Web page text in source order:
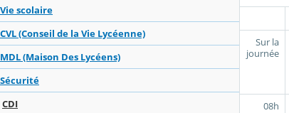
Vie scolaire
CVL (Conseil de la Vie Lycéenne)
MDL (Maison Des Lycéens)
Sécurité
CDI
Sur la
journée
08h